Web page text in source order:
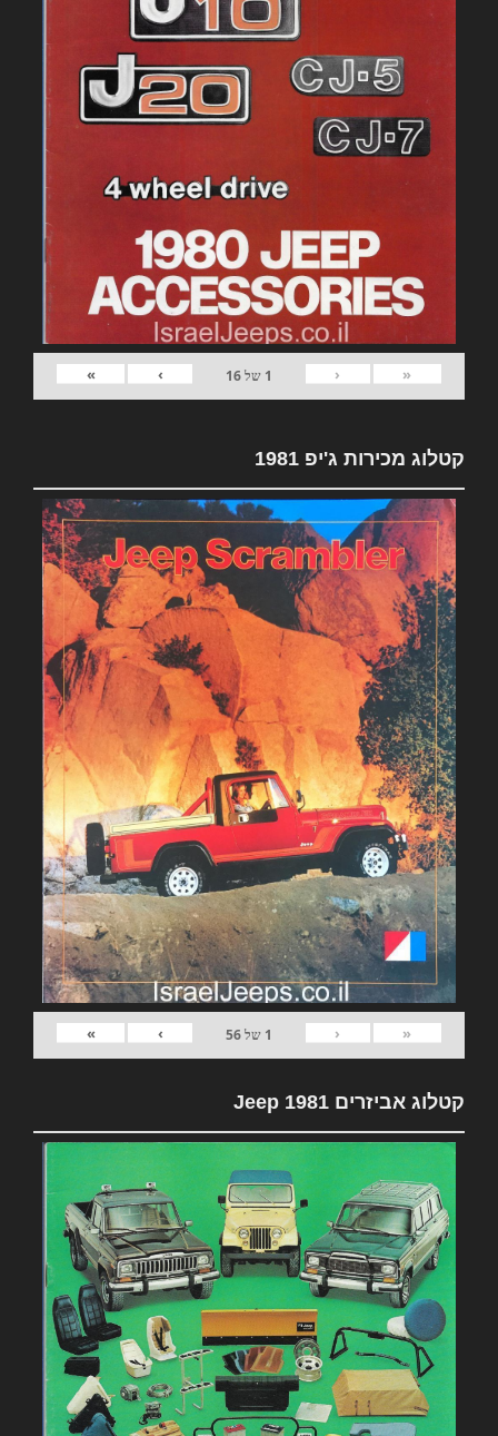
«
‹
1 של16
›
»
קטלוג מכירות ג'יפ 1981
«
‹
1 של56
›
»
קטלוג אביזרים 1981 Jeep